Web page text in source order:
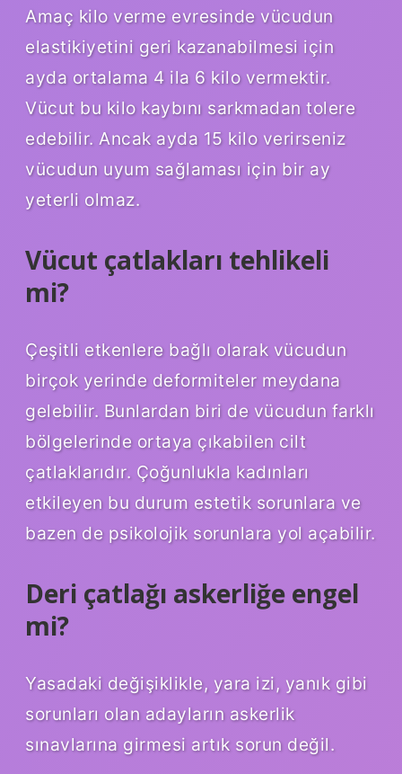
Amaç kilo verme evresinde vücudun
elastikiyetini geri kazanabilmesi için
ayda ortalama 4 ila 6 kilo vermektir.
Vücut bu kilo kaybını sarkmadan tolere
edebilir. Ancak ayda 15 kilo verirseniz
vücudun uyum sağlaması için bir ay
yeterli olmaz.
Vücut çatlakları tehlikeli
mi?
Çeşitli etkenlere bağlı olarak vücudun
birçok yerinde deformiteler meydana
gelebilir. Bunlardan biri de vücudun farklı
bölgelerinde ortaya çıkabilen cilt
çatlaklarıdır. Çoğunlukla kadınları
etkileyen bu durum estetik sorunlara ve
bazen de psikolojik sorunlara yol açabilir.
Deri çatlağı askerliğe engel
mi?
Yasadaki değişiklikle, yara izi, yanık gibi
sorunları olan adayların askerlik
sınavlarına girmesi artık sorun değil.